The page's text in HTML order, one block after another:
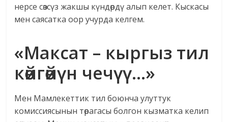
нерсе сөзсүз жакшы күндөрдү алып келет. Кыскасы
мен саясатка оор учурда келгем.
«Максат – кыргыз тил
көйгөйүн чечүү…»
Мен Мамлекеттик тил боюнча улуттук
комиссиясынын төрагасы болгон кызматка келип